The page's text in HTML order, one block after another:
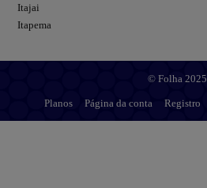
Itajai
Itapema
© Folha 2025
Planos Página da conta Registro